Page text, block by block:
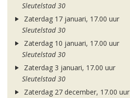
Sleutelstad 30
Zaterdag 17 januari, 17.00 uur
Sleutelstad 30
Zaterdag 10 januari, 17.00 uur
Sleutelstad 30
Zaterdag 3 januari, 17.00 uur
Sleutelstad 30
Zaterdag 27 december, 17.00 uur